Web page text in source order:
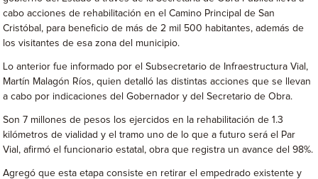
cabo acciones de rehabilitación en el Camino Principal de San
Cristóbal, para beneficio de más de 2 mil 500 habitantes, además de
los visitantes de esa zona del municipio.
Lo anterior fue informado por el Subsecretario de Infraestructura Vial,
Martín Malagón Ríos, quien detalló las distintas acciones que se llevan
a cabo por indicaciones del Gobernador y del Secretario de Obra.
Son 7 millones de pesos los ejercidos en la rehabilitación de 1.3
kilómetros de vialidad y el tramo uno de lo que a futuro será el Par
Vial, afirmó el funcionario estatal, obra que registra un avance del 98%.
Agregó que esta etapa consiste en retirar el empedrado existente y